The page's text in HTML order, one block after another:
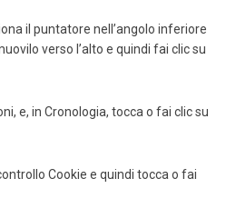
il puntatore nell’angolo inferiore
verso l’alto e quindi fai clic su
e, in Cronologia, tocca o fai clic su
Cookie e quindi tocca o fai